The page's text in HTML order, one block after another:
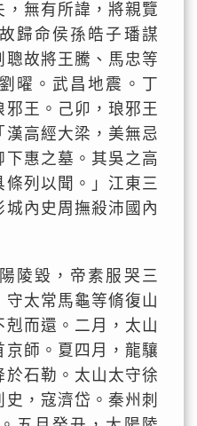
無有所諱，將親覽
歸命侯孫皓子璠謀
故將王騰、馬忠等
曜。武昌地震。丁
王。己卯，琅邪王
高經大梁，美無忌
惠之墓。其吳之高
列以聞。」江東三
內史周撫殺沛國內
陵毀，帝素服哭三
守太常馬龜等脩復山
剋而還。二月，太山
師。夏四月，龍驤
石勒。太山太守徐
，寇濟岱。秦州刺